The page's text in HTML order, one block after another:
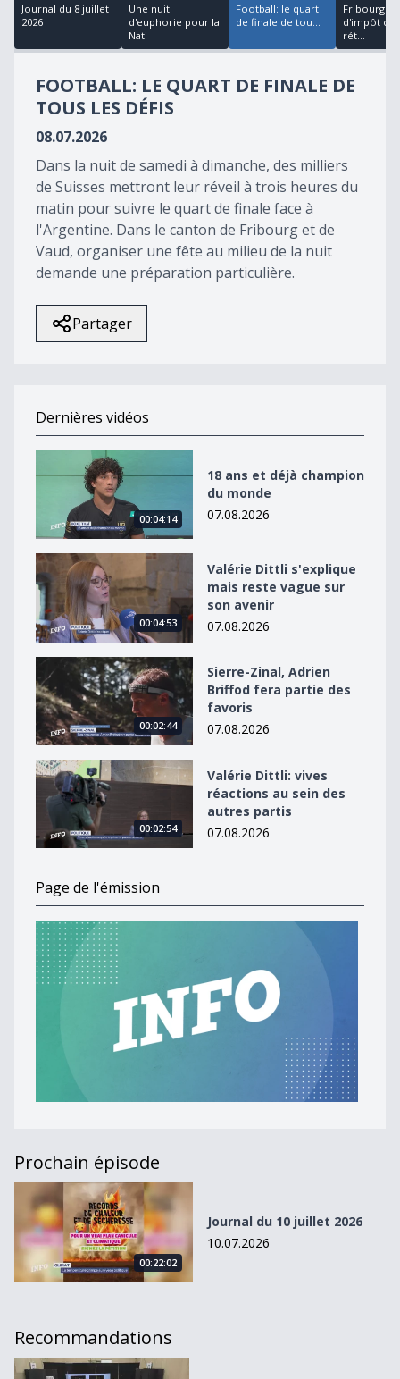
22
minutes,
seconds
Journal du 8 juillet
2026
Une nuit
d'euphorie pour la
Nati
Football: le quart
de finale de tou...
Fribourg :
d'impôt
rét...
FOOTBALL: LE QUART DE FINALE DE
TOUS LES DÉFIS
08.07.2026
Dans la nuit de samedi à dimanche, des milliers
de Suisses mettront leur réveil à trois heures du
matin pour suivre le quart de finale face à
l'Argentine. Dans le canton de Fribourg et de
Vaud, organiser une fête au milieu de la nuit
demande une préparation particulière.
Partager
Dernières vidéos
18 ans et déjà champion du monde
00:04:14
18 ans et déjà champion
du monde
07.08.2026
Valérie Dittli s&#039;explique mais reste vague sur
00:04:53
Valérie Dittli s'explique
mais reste vague sur
son avenir
07.08.2026
Sierre-Zinal, Adrien Briffod fera partie des favoris
00:02:44
Sierre-Zinal, Adrien
Briffod fera partie des
favoris
07.08.2026
Valérie Dittli: vives réactions au sein des autres partis
00:02:54
Valérie Dittli: vives
réactions au sein des
autres partis
07.08.2026
Page de l'émission
Prochain épisode
Journal du 10 juillet 2026
00:22:02
Journal du 10 juillet 2026
10.07.2026
Recommandations
Théâtre: grandir sur scène